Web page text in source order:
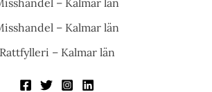
– Kalmar län
– Kalmar län
Rattfylleri – Kalmar län